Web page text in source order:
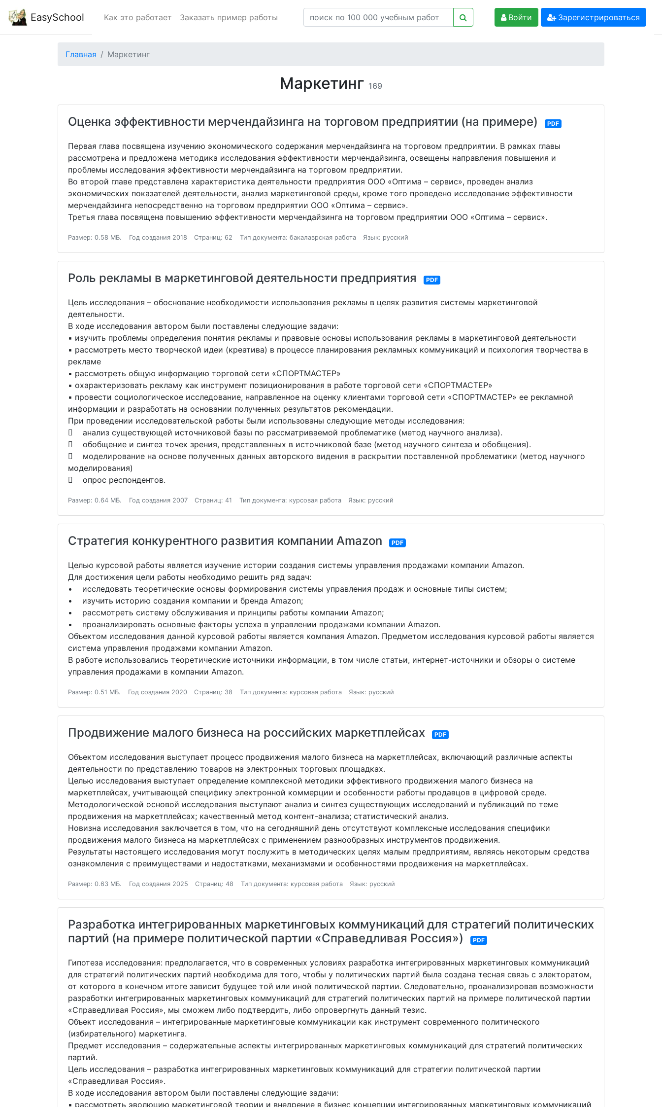
EasySchool Как это работает Заказать пример работы Войти Зарегистрироваться
Главная Маркетинг
Маркетинг 169
Оценка эффективности мерчендайзинга на торговом предприятии (на примере) PDF
Первая глава посвящена изучению экономического содержания мерчендайзинга на торговом предприятии. В рамках главы
рассмотрена и предложена методика исследования эффективности мерчендайзинга, освещены направления повышения и
проблемы исследования эффективности мерчендайзинга на торговом предприятии.
Во второй главе представлена характеристика деятельности предприятия ООО «Оптима – сервис», проведен анализ
экономических показателей деятельности, анализ маркетинговой среды, кроме того проведено исследование эффективности
мерчендайзинга непосредственно на торговом предприятии ООО «Оптима – сервис».
Третья глава посвящена повышению эффективности мерчендайзинга на торговом предприятии ООО «Оптима – сервис».
Размер: 0.58 МБ. Год создания 2018 Страниц: 62 Тип документа: бакалаврская работа Язык: русский
Роль рекламы в маркетинговой деятельности предприятия PDF
Цель исследования – обоснование необходимости использования рекламы в целях развития системы маркетинговой
деятельности.
В ходе исследования автором были поставлены следующие задачи:
▪ изучить проблемы определения понятия рекламы и правовые основы использования рекламы в маркетинговой деятельности
▪ рассмотреть место творческой идеи (креатива) в процессе планирования рекламных коммуникаций и психология творчества в
рекламе
▪ рассмотреть общую информацию торговой сети «СПОРТМАСТЕР»
▪ охарактеризовать рекламу как инструмент позиционирования в работе торговой сети «СПОРТМАСТЕР»
▪ провести социологическое исследование, направленное на оценку клиентами торговой сети «СПОРТМАСТЕР» ее рекламной
информации и разработать на основании полученных результатов рекомендации.
При проведении исследовательской работы были использованы следующие методы исследования:
 анализ существующей источниковой базы по рассматриваемой проблематике (метод научного анализа).
 обобщение и синтез точек зрения, представленных в источниковой базе (метод научного синтеза и обобщения).
 моделирование на основе полученных данных авторского видения в раскрытии поставленной проблематики (метод научного
моделирования)
 опрос респондентов.
Размер: 0.64 МБ. Год создания 2007 Страниц: 41 Тип документа: курсовая работа Язык: русский
Стратегия конкурентного развития компании Amazon PDF
Целью курсовой работы является изучение истории создания системы управления продажами компании Amazon.
Для достижения цели работы необходимо решить ряд задач:
• исследовать теоретические основы формирования системы управления продаж и основные типы систем;
• изучить историю создания компании и бренда Amazon;
• рассмотреть систему обслуживания и принципы работы компании Amazon;
• проанализировать основные факторы успеха в управлении продажами компании Amazon.
Объектом исследования данной курсовой работы является компания Amazon. Предметом исследования курсовой работы является
система управления продажами компании Amazon.
В работе использовались теоретические источники информации, в том числе статьи, интернет-источники и обзоры о системе
управления продажами в компании Amazon.
Размер: 0.51 МБ. Год создания 2020 Страниц: 38 Тип документа: курсовая работа Язык: русский
Продвижение малого бизнеса на российских маркетплейсах PDF
Объектом исследования выступает процесс продвижения малого бизнеса на маркетплейсах, включающий различные аспекты
деятельности по представлению товаров на электронных торговых площадках.
Целью исследования выступает определение комплексной методики эффективного продвижения малого бизнеса на
маркетплейсах, учитывающей специфику электронной коммерции и особенности работы продавцов в цифровой среде.
Методологической основой исследования выступают анализ и синтез существующих исследований и публикаций по теме
продвижения на маркетплейсах; качественный метод контент-анализа; статистический анализ.
Новизна исследования заключается в том, что на сегодняшний день отсутствуют комплексные исследования специфики
продвижения малого бизнеса на маркетплейсах с применением разнообразных инструментов продвижения.
Результаты настоящего исследования могут послужить в методических целях малым предприятиям, являясь некоторым средства
ознакомления с преимуществами и недостатками, механизмами и особенностями продвижения на маркетплейсах.
Размер: 0.63 МБ. Год создания 2025 Страниц: 48 Тип документа: курсовая работа Язык: русский
Разработка интегрированных маркетинговых коммуникаций для стратегий политических
партий (на примере политической партии «Справедливая Россия»)
PDF
Гипотеза исследования: предполагается, что в современных условиях разработка интегрированных маркетинговых коммуникаций
для стратегий политических партий необходима для того, чтобы у политических партий была создана тесная связь с электоратом,
от которого в конечном итоге зависит будущее той или иной политической партии. Следовательно, проанализировав возможности
разработки интегрированных маркетинговых коммуникаций для стратегий политических партий на примере политической партии
«Справедливая Россия», мы сможем либо подтвердить, либо опровергнуть данный тезис.
Объект исследования – интегрированные маркетинговые коммуникации как инструмент современного политического
(избирательного) маркетинга.
Предмет исследования – содержательные аспекты интегрированных маркетинговых коммуникаций для стратегий политических
партий.
Цель исследования – разработка интегрированных маркетинговых коммуникаций для стратегии политической партии
«Справедливая Россия».
В ходе исследования автором были поставлены следующие задачи:
▪ рассмотреть эволюцию маркетинговой теории и внедрение в бизнес концепции интегрированных маркетинговых коммуникаций